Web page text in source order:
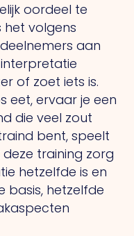
oordeel te
het volgens
aan
of zoet iets is.
eet, ervaar je een
die veel zout
bent, speelt
training zorg
hetzelfde is en
basis, hetzelfde